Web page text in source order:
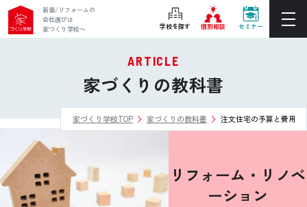
新築/リフォームの
会社選びは
家づくり学校へ
学校を探す 個別相談 セミナー
ぴったりの住宅会社をご提案
個別相談
後悔しない家づくりをレクチャー
セミナーをみる
ご利用は無料！全国20校
お近くの学校を探す
ARTICLE
家づくりの教科書
家づくり学校TOP 家づくりの教科書 注文住宅の予算と費用
リフォーム・リノベ
ーション